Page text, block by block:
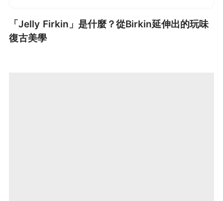
「Jelly Firkin」是什麼？從Birkin延伸出的玩味
復古美學